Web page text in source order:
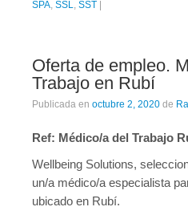
SPA SSL SST |
Oferta de empleo.
Trabajo en Rubí
Publicada en octubre 2, 2020 de
Ref: Médico/a del Trabajo
Wellbeing Solutions,
un/a médico/a especialista
ubicado en Rubí.